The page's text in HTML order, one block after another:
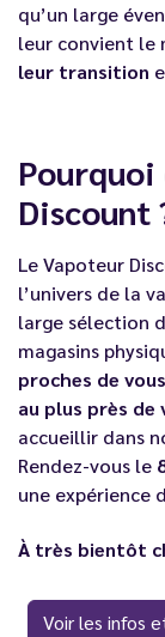
qu’un large
leur convient le
leur transition
Discount
Le Vapoteur
l’univers de la
large sélection
magasins
proches de vous
au plus près de
accueillir dans
Rendez-vous le
une expérience
À très bientôt
Voir les infos